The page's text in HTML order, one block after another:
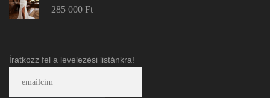
285 000 Ft
Íratkozz fel a levelezési listánkra!